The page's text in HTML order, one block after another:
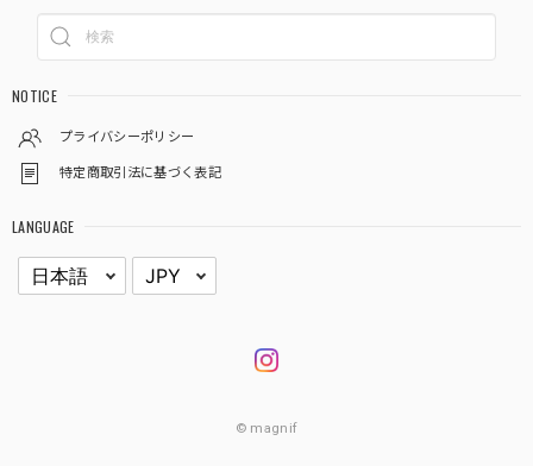
NOTICE
プライバシーポリシー
特定商取引法に基づく表記
LANGUAGE
© magnif